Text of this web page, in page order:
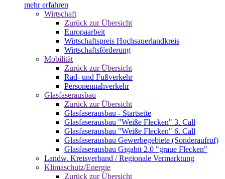
mehr erfahren
Wirtschaft
Zurück zur Übersicht
Europaarbeit
Wirtschaftspreis Hochsauerlandkreis
Wirtschaftsförderung
Mobilität
Zurück zur Übersicht
Rad- und Fußverkehr
Personennahverkehr
Glasfaserausbau
Zurück zur Übersicht
Glasfaserausbau - Startseite
Glasfaserausbau "Weiße Flecken" 3. Call
Glasfaserausbau "Weiße Flecken" 6. Call
Glasfaserausbau Gewerbegebiete (Sonderaufruf)
Glasfaserausbau Gigabit 2.0 "graue Flecken"
Landw. Kreisverband / Regionale Vermarktung
Klimaschutz/Energie
Zurück zur Übersicht